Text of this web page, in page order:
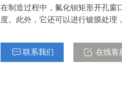
在制造过程中，氟化钡矩形开孔窗
度。此外，它还可以进行镀膜处理
联系我们 在线客